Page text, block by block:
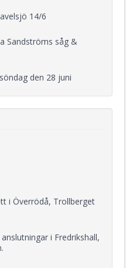
14/6
Sandströms såg &
den 28 juni
i Överrödå, Trollberget
i Fredrikshall,